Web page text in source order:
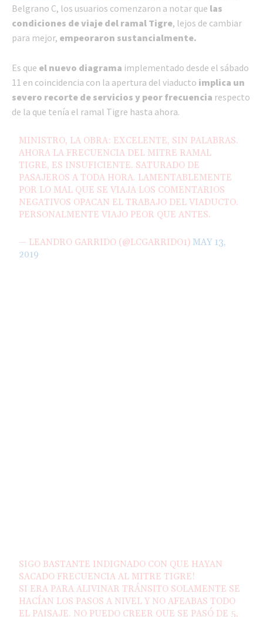
Belgrano C, los usuarios comenzaron a notar que las
condiciones de viaje del ramal Tigre, lejos de cambiar
para mejor, empeoraron sustancialmente.
Es que el nuevo diagrama implementado desde el sábado
11 en coincidencia con la apertura del viaducto implica un
severo recorte de servicios y peor frecuencia respecto
de la que tenía el ramal Tigre hasta ahora.
MINISTRO, LA OBRA: EXCELENTE, SIN PALABRAS.
AHORA LA FRECUENCIA DEL MITRE RAMAL
TIGRE, ES INSUFICIENTE. SATURADO DE
PASAJEROS A TODA HORA. LAMENTABLEMENTE
POR LO MAL QUE SE VIAJA LOS COMENTARIOS
NEGATIVOS OPACAN EL TRABAJO DEL VIADUCTO.
PERSONALMENTE VIAJO PEOR QUE ANTES.
— LEANDRO GARRIDO (@LCGARRIDO1)MAY 13,
2019
SIGO BASTANTE INDIGNADO CON QUE HAYAN
SACADO FRECUENCIA AL MITRE TIGRE!
SI ERA PARA ALIVINAR TRÁNSITO SOLAMENTE SE
HACÍAN LOS PASOS A NIVEL Y NO AFEABAS TODO
EL PAISAJE. NO PUEDO CREER QUE SE PASÓ DE 5,